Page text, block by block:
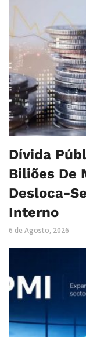
Dívida
Biliões De
Desloca-
Interno
6 de Agosto, 2026